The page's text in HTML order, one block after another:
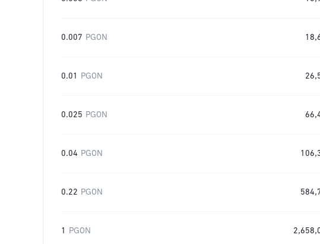
0.007 PGON
0.01 PGON
0.025 PGON
0.04 PGON
0.22 PGON
1 PGON